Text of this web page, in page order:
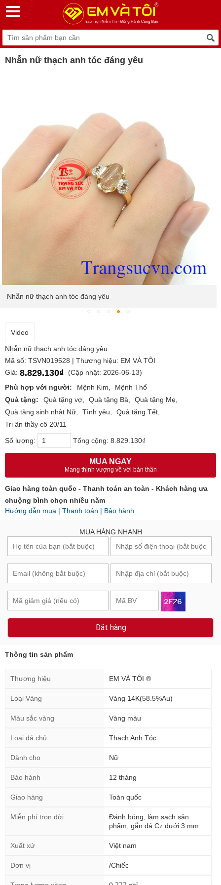
Nhẫn nữ thạch anh tóc đáng yêu
Nhẫn nữ thạch anh tóc đáng yêu
Video
Nhẫn nữ thạch anh tóc đáng yêu
Mã số: TSVN019528 | Thương hiệu: EM VÀ TÔI
Giá: 8.829.130₫
(Cập nhật: 2026-06-13)
Phù hợp với người:
Mệnh Kim
Mệnh Thổ
Quà tặng:
Quà tặng vợ Quà tặng Bà
Quà tặng Mẹ
Quà tặng sinh nhật Nữ
Tình yêu
Quà tặng Tết
Tri ân thầy cô 20/11
Số lượng: Tổng cộng: 8.829.130₫
MUA NGAY
Mang thịnh vượng về với bản thân
Giao hàng toàn quốc - Thanh toán an toàn - Khách hàng ưa
chuộng bình chọn nhiều năm
Hướng dẫn mua | Thanh toán | Bảo hành
MUA HÀNG NHANH
Đặt hàng
Thông tin sản phẩm
Thương hiệu EM VÀ TÔI ®
Loại Vàng Vàng 14K(58.5%Au)
Màu sắc vàng Vàng màu
Loại đá chủ Thạch Anh Tóc
Dành cho Nữ
Bảo hành 12 tháng
Giao hàng Toàn quốc
Miễn phí trọn đời
Đánh bóng, làm sạch sản
phẩm, gắn đá Cz dưới 3 mm
Xuất xứ Việt nam
Đơn vị /Chiếc